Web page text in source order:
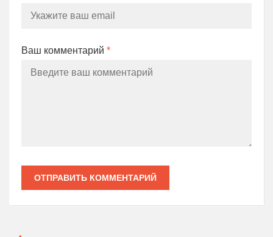
Ваш комментарий *
ОТПРАВИТЬ КОММЕНТАРИЙ